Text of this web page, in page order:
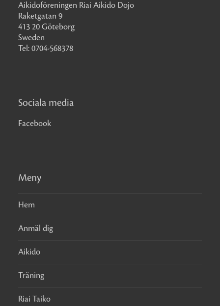
Aikidoföreningen Riai Aikido Dojo
Raketgatan 9
413 20 Göteborg
Sweden
Tel: 0704-568378
Sociala media
Facebook
Meny
Hem
Anmäl dig
Aikido
Träning
Riai Taiko